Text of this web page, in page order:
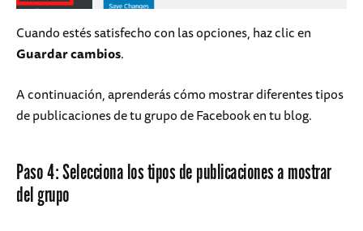
Cuando estés satisfecho con las opciones, haz clic en
Guardar cambios.
A continuación, aprenderás cómo mostrar diferentes tipos
de publicaciones de tu grupo de Facebook en tu blog.
Paso 4: Selecciona los tipos de publicaciones a mostrar
del grupo